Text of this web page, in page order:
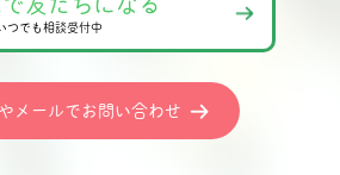
つでも相談受付中
メールでお問い合わせ